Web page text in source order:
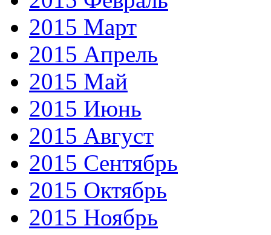
2015 Март
2015 Апрель
2015 Май
2015 Июнь
2015 Август
2015 Сентябрь
2015 Октябрь
2015 Ноябрь